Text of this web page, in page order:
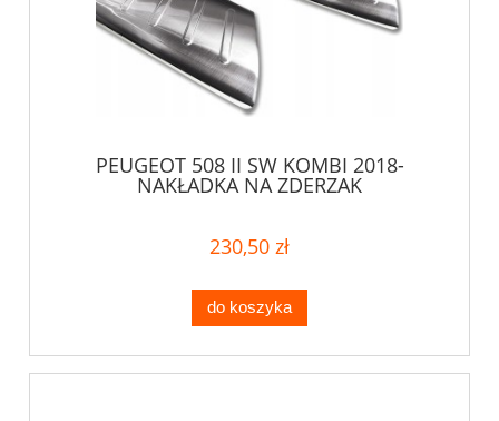
PEUGEOT 508 II SW KOMBI 2018-
NAKŁADKA NA ZDERZAK
230,50 zł
do koszyka